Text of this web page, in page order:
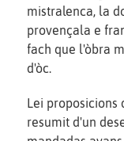
mistralenca, la
provençala e
fach que l'òbra
d'òc.
Lei proposicions
resumit d'un